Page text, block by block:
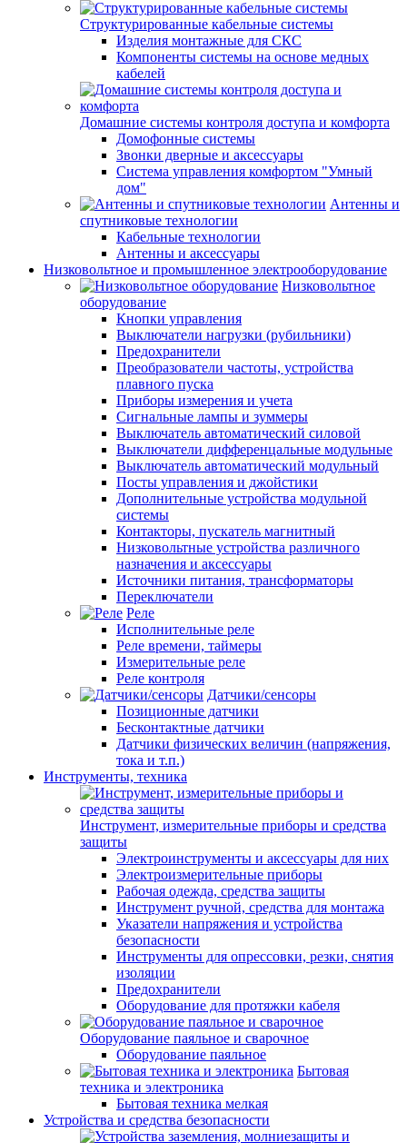
Структурированные кабельные системы
Изделия монтажные для СКС
Компоненты системы на основе медных
кабелей
Домашние системы контроля доступа и комфорта
Домофонные системы
Звонки дверные и аксессуары
Система управления комфортом "Умный
дом"
Антенны и
спутниковые технологии
Кабельные технологии
Антенны и аксессуары
Низковольтное и промышленное электрооборудование
Низковольтное
оборудование
Кнопки управления
Выключатели нагрузки (рубильники)
Предохранители
Преобразователи частоты, устройства
плавного пуска
Приборы измерения и учета
Сигнальные лампы и зуммеры
Выключатель автоматический силовой
Выключатели дифференцальные модульные
Выключатель автоматический модульный
Посты управления и джойстики
Дополнительные устройства модульной
системы
Контакторы, пускатель магнитный
Низковольтные устройства различного
назначения и аксессуары
Источники питания, трансформаторы
Переключатели
Реле
Исполнительные реле
Реле времени, таймеры
Измерительные реле
Реле контроля
Датчики/сенсоры
Позиционные датчики
Бесконтактные датчики
Датчики физических величин (напряжения,
тока и т.п.)
Инструменты, техника
Инструмент, измерительные приборы и средства
защиты
Электроинструменты и аксессуары для них
Электроизмерительные приборы
Рабочая одежда, средства защиты
Инструмент ручной, средства для монтажа
Указатели напряжения и устройства
безопасности
Инструменты для опрессовки, резки, снятия
изоляции
Предохранители
Оборудование для протяжки кабеля
Оборудование паяльное и сварочное
Оборудование паяльное
Бытовая
техника и электроника
Бытовая техника мелкая
Устройства и средства безопасности